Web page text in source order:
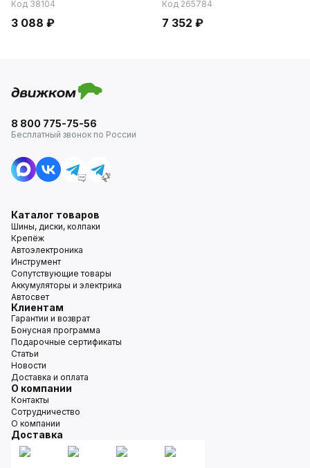
Код 38104
3 088 ₽
Код 265784
7 352 ₽
8 800 775-75-56
Бесплатный звонок по России
Каталог товаров
Шины, диски, колпаки
Крепёж
Автоэлектроника
Инструмент
Сопутствующие товары
Аккумуляторы и электрика
Автосвет
Клиентам
Гарантии и возврат
Бонусная программа
Подарочные сертификаты
Статьи
Новости
Доставка и оплата
О компании
Контакты
Сотрудничество
О компании
Доставка